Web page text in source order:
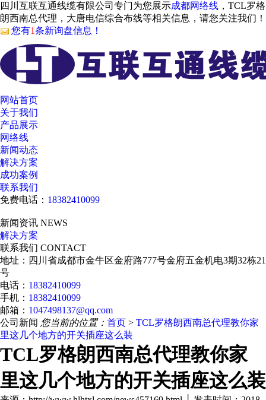
四川互联互通线缆有限公司专门为您展示成都网络线 ，TCL罗格
朗西南总代理，大唐电信综合布线等相关信息，请您关注我们！
您有1条新询盘信息！
网站首页
关于我们
产品展示
网络线
新闻动态
解决方案
成功案例
联系我们
免费电话： 18382410099
新闻资讯 NEWS
解决方案
联系我们 CONTACT
地址：四川省成都市金牛区金府路777号金府五金机电3期32栋21
号
电话： 18382410099
手机： 18382410099
邮箱： 1047498137@qq.com
公司新闻 您当前的位置： 首页 > TCL罗格朗西南总代理教你家
里这几个地方的开关插座这么装
TCL罗格朗西南总代理教你家
里这几个地方的开关插座这么装